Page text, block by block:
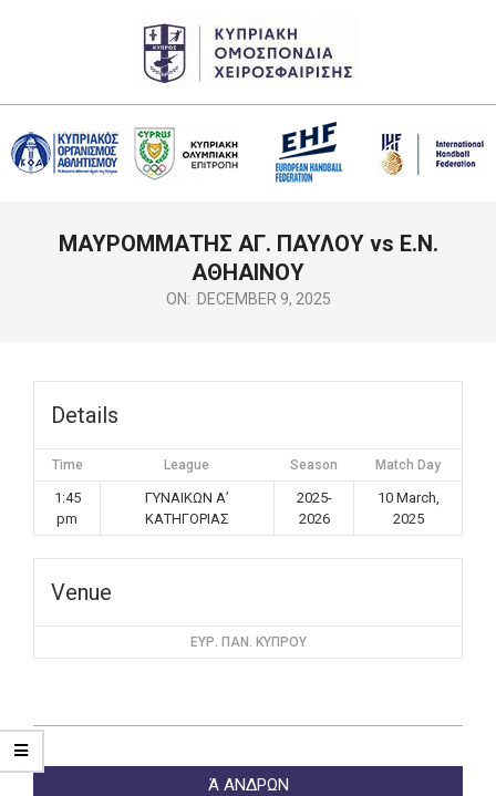
CHF
NavigationΜΑΥΡΟΜΜΑΤΗΣ ΑΓ. ΠΑΥΛΟΥ vs Ε.Ν.
ΑΘΗΑΙΝΟΥ
ON: DECEMBER 9, 2025
Details
Time League Season Match Day
1:45
pm
ΓΥΝΑΙΚΩΝ Α’
ΚΑΤΗΓΟΡΙΑΣ
2025-
2026
10 March,
2025
Venue
ΕΥΡ. ΠΑΝ. ΚΥΠΡΟΥ
2025-
12-
Ά ΑΝΔΡΩΝ